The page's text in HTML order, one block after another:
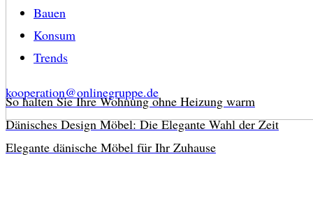
So halten Sie Ihre Wohnung ohne Heizung warm
Dänisches Design Möbel: Die Elegante Wahl der Zeit
Elegante dänische Möbel für Ihr Zuhause
Bauen
Konsum
Trends
kooperation@onlinegruppe.de